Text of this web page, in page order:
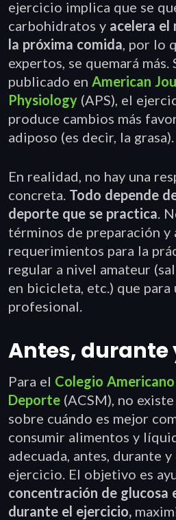
ejercicio implica que se
carbohidratos y acelera el
la próxima comida, por lo
expertos, se quemará
publicado en American
Physiology (APS), el
produce cambios más
adiposo (es decir, la grasa).
En realidad, no hay una
concreta. Todo depende
deporte que se practica.
términos de preparación y
requerimientos para la
regular a nivel amateur
en bicicleta, etc.) que
profesional.
Antes, durante
Para el Colegio
Deporte (ACSM), no
sobre cuándo es mejor
consumir alimentos y
adecuada, antes, durante
ejercicio. El objetivo es
concentración de glucosa
durante el ejercicio,